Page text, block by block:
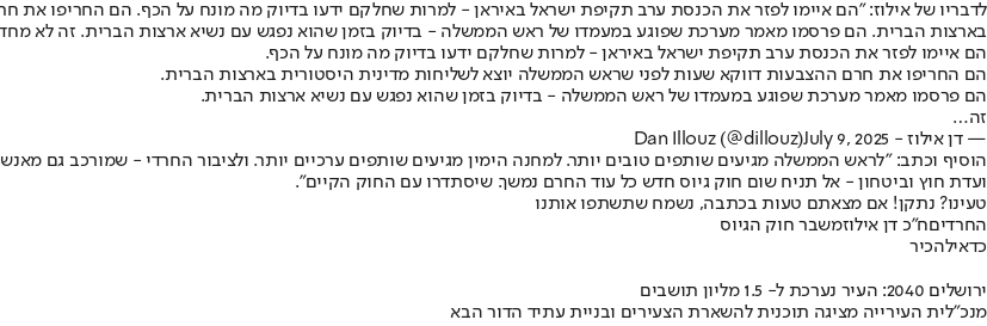
לדבריו של אילוז: "הם איימו לפזר את הכנסת ערב תקיפת ישראל באיראן - למרות שחלקם ידעו בדיוק מה מונח על הכף. הם החריפו את
בארצות הברית. הם פרסמו מאמר מערכת שפוגע במעמדו של ראש הממשלה - בדיוק בזמן שהוא נפגש עם נשיא ארצות הברית. זה לא מחדל
הם איימו לפזר את הכנסת ערב תקיפת ישראל באיראן - למרות שחלקם ידעו בדיוק מה מונח על הכף.
הם החריפו את חרם ההצבעות דווקא שעות לפני שראש הממשלה יוצא לשליחות מדינית היסטורית בארצות הברית.
הם פרסמו מאמר מערכת שפוגע במעמדו של ראש הממשלה - בדיוק בזמן שהוא נפגש עם נשיא ארצות הברית.
זה…
— דן אילוז - Dan Illouz (@dillouz) July 9, 2025
הוסיף וכתב: "לראש הממשלה מגיעים שותפים טובים יותר. למחנה הימין מגיעים שותפים ערכיים יותר. ולציבור החרדי - שמורכב גם
ועדת חוץ וביטחון - אל תניח שום חוק גיוס חדש כל עוד החרם נמשך. שיסתדרו עם החוק הקיים".
טעינו? נתקן! אם מצאתם טעות בכתבה, נשמח שתשתפו אותנו
החרדיםח"כ דן אילוזמשבר חוק הגיוס
כדאילהכיר
ירושלים 2040: העיר נערכת ל- 1.5 מליון תושבים
מנכ"לית העירייה מציגה תוכנית להשארת הצעירים ובניית עתיד הדור הבא